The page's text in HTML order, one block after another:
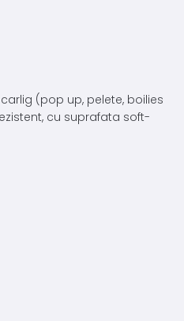
(pop up, pelete, boilies
cu suprafata soft-